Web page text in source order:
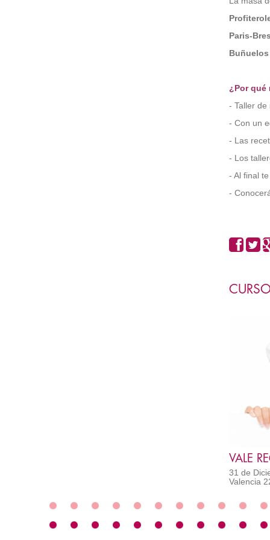
Paris-
¿Por qué
- Taller
- Con un
- Las
- Los
- Al final
-
31 de
Valencia